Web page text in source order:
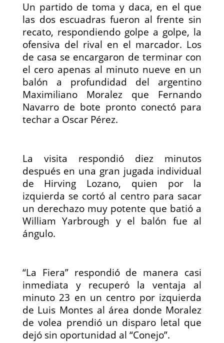
Un partido de toma y daca, en el que
las dos escuadras fueron al frente sin
recato, respondiendo golpe a golpe, la
ofensiva del rival en el marcador. Los
de casa se encargaron de terminar con
el cero apenas al minuto nueve en un
balón a profundidad del argentino
Maximiliano Moralez que
Fernando
Navarro de bote pronto conectó para
techar a Oscar Pérez.
La visita respondió diez minutos
después en una gran jugada individual
de Hirving Lozano, quien por la
izquierda se cortó al centro para sacar
un derechazo muy potente que batió a
William Yarbrough y el balón fue al
ángulo.
“La Fiera” respondió de manera casi
inmediata y recuperó la ventaja al
minuto 23 en un centro por izquierda
de Luis Montes al área donde Moralez
de volea prendió un disparo letal que
dejó sin oportunidad al “Conejo”.